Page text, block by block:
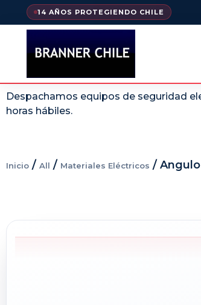
14 AÑOS PROTEGIENDO CHILE
Despachamos equipos de seguridad
horas hábiles.
Inicio / All / Materiales Eléctricos / Angulo